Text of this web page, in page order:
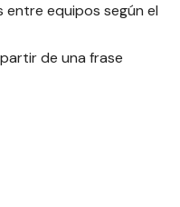
entre equipos según el
de una frase